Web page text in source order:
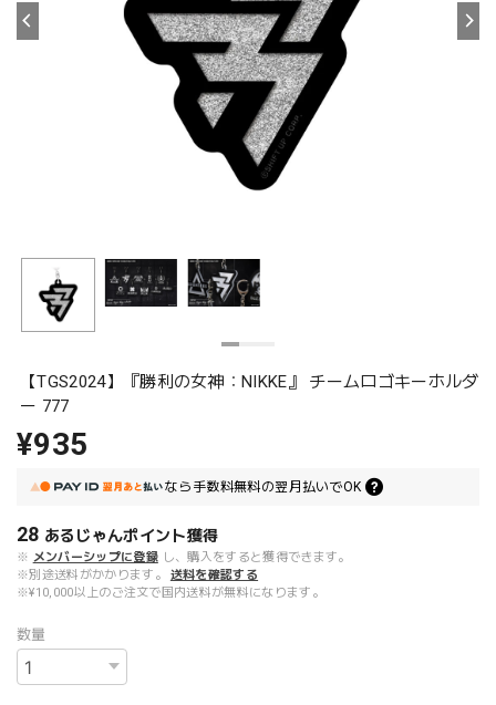
【TGS2024】『勝利の女神：NIKKE』 チームロゴキーホルダ
ー 777
¥935
なら 手数料無料の翌月払いでOK
28 あるじゃんポイント獲得
※ メンバーシップに登録 し、購入をすると獲得できます。
※別途送料がかかります。
送料を確認する
※¥10,000以上のご注文で国内送料が無料になります。
数量